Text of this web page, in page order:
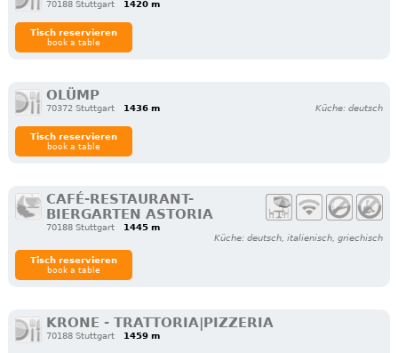
70188 Stuttgart 1420 m
Tisch reservieren
book a table
OLÜMP
70372 Stuttgart 1436 m Küche: deutsch
Tisch reservieren
book a table
CAFÉ-RESTAURANT-
BIERGARTEN ASTORIA
70188 Stuttgart
1445 m
Küche: deutsch, italienisch, griechisch
Tisch reservieren
book a table
KRONE - TRATTORIA|PIZZERIA
70188 Stuttgart 1459 m